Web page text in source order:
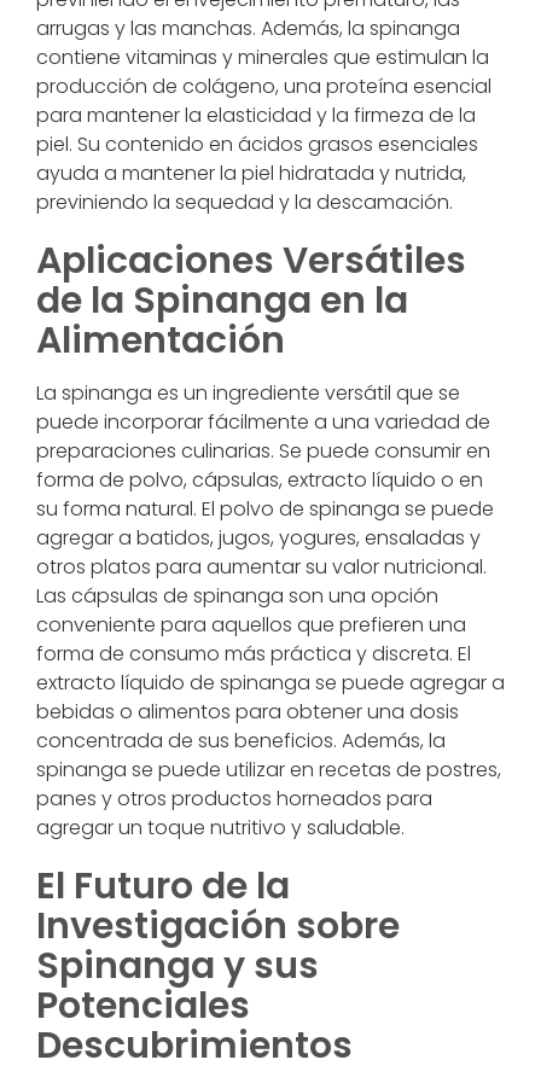
arrugas y las manchas. Además, la spinanga
contiene vitaminas y minerales que estimulan la
producción de colágeno, una proteína esencial
para mantener la elasticidad y la firmeza de la
piel. Su contenido en ácidos grasos esenciales
ayuda a mantener la piel hidratada y nutrida,
previniendo la sequedad y la descamación.
Aplicaciones Versátiles
de la Spinanga en la
Alimentación
La spinanga es un ingrediente versátil que se
puede incorporar fácilmente a una variedad de
preparaciones culinarias. Se puede consumir en
forma de polvo, cápsulas, extracto líquido o en
su forma natural. El polvo de spinanga se puede
agregar a batidos, jugos, yogures, ensaladas y
otros platos para aumentar su valor nutricional.
Las cápsulas de spinanga son una opción
conveniente para aquellos que prefieren una
forma de consumo más práctica y discreta. El
extracto líquido de spinanga se puede agregar a
bebidas o alimentos para obtener una dosis
concentrada de sus beneficios. Además, la
spinanga se puede utilizar en recetas de postres,
panes y otros productos horneados para
agregar un toque nutritivo y saludable.
El Futuro de la
Investigación sobre
Spinanga y sus
Potenciales
Descubrimientos